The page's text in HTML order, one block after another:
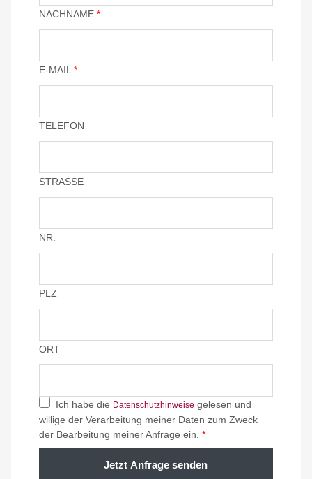
NACHNAME *
E-MAIL*
TELEFON
STRASSE
NR.
PLZ
ORT
Ich habe die Datenschutzhinweise gelesen und
willige der Verarbeitung meiner Daten zum Zweck
der Bearbeitung meiner Anfrage ein. *
Jetzt Anfrage senden